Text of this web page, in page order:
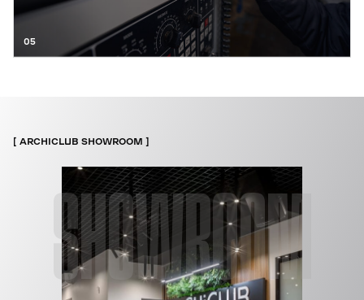
05
SHOWROOM
ARCHICLUB SHOWROOM